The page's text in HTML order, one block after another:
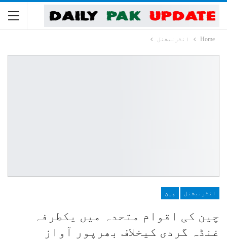
Home انٹرنیشنل
انٹرنیشنل چین
چین کی اقوام متحدہ میں یکطرفہ
غنڈہ گردی کیخلاف بھرپور آواز